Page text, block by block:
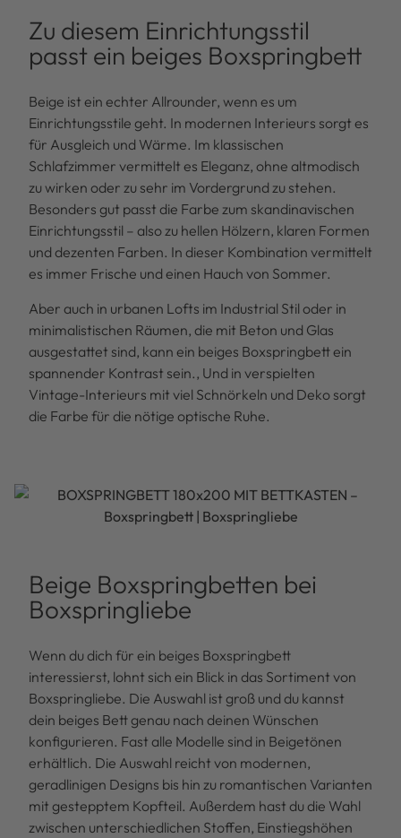
Zu diesem Einrichtungsstil
passt ein beiges Boxspringbett
Beige ist ein echter Allrounder, wenn es um
Einrichtungsstile geht. In modernen Interieurs sorgt es
für Ausgleich und Wärme. Im klassischen
Schlafzimmer vermittelt es Eleganz, ohne altmodisch
zu wirken oder zu sehr im Vordergrund zu stehen.
Besonders gut passt die Farbe zum skandinavischen
Einrichtungsstil – also zu hellen Hölzern, klaren Formen
und dezenten Farben. In dieser Kombination vermittelt
es immer Frische und einen Hauch von Sommer.
Aber auch in urbanen Lofts im Industrial Stil oder in
minimalistischen Räumen, die mit Beton und Glas
ausgestattet sind, kann ein beiges Boxspringbett ein
spannender Kontrast sein., Und in verspielten
Vintage-Interieurs mit viel Schnörkeln und Deko sorgt
die Farbe für die nötige optische Ruhe.
Beige Boxspringbetten bei
Boxspringliebe
Wenn du dich für ein beiges Boxspringbett
interessierst, lohnt sich ein Blick in das Sortiment von
Boxspringliebe. Die Auswahl ist groß und du kannst
dein beiges Bett genau nach deinen Wünschen
konfigurieren. Fast alle Modelle sind in Beigetönen
erhältlich. Die Auswahl reicht von modernen,
geradlinigen Designs bis hin zu romantischen Varianten
mit gestepptem Kopfteil. Außerdem hast du die Wahl
zwischen unterschiedlichen Stoffen, Einstiegshöhen